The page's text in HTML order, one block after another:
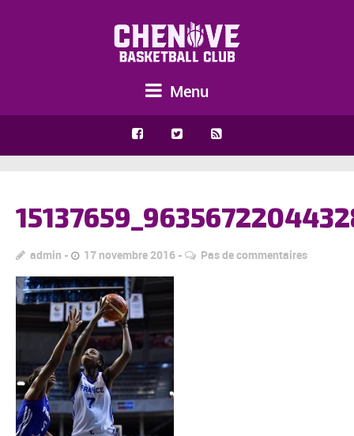
Menu
admin 17 novembre 2016 Pas de commentaires